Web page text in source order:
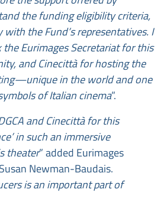
the funding eligibility criteria,
the Fund’s representatives. I
Eurimages Secretariat for this
and Cinecittà for hosting the
in the world and one
of Italian cinema”.
and Cinecittà for this
in such an immersive
theater” added Eurimages
Newman-Baudais.
is an important part of